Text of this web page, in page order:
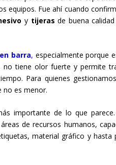
equipos. Fue ahí cuando
y tijeras de buena
barra, especialmente porque
tiene olor fuerte y permite
Para quienes
no es menor.
importante de lo que
de recursos humanos,
material gráfico y hasta